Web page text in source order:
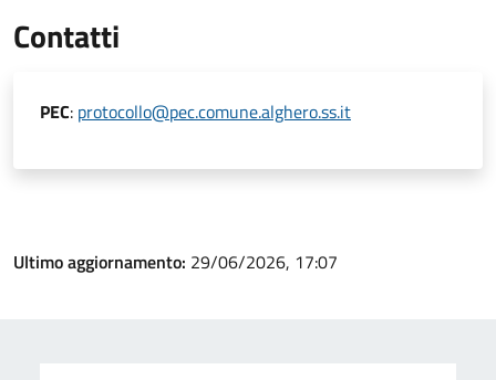
Contatti
PEC: protocollo@pec.comune.alghero.ss.it
Ultimo aggiornamento: 29/06/2026, 17:07